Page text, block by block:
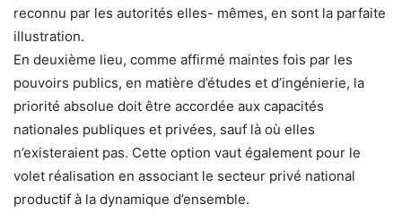
reconnu par les autorités elles- mêmes, en sont la parfaite
illustration.
En deuxième lieu, comme affirmé maintes fois par les
pouvoirs publics, en matière d’études et d’ingénierie, la
priorité absolue doit être accordée aux capacités
nationales publiques et privées, sauf là où elles
n’existeraient pas. Cette option vaut également pour le
volet réalisation en associant le secteur privé national
productif à la dynamique d’ensemble.